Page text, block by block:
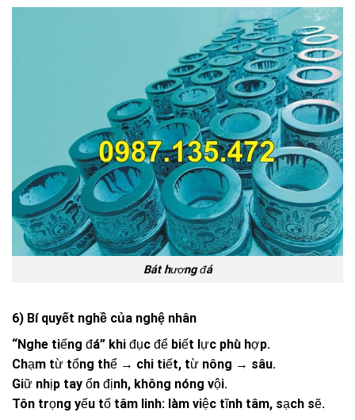
Bát hương đá
6) Bí quyết nghề của nghệ nhân
“Nghe tiếng đá” khi đục để biết lực phù hợp.
Chạm từ tổng thể → chi tiết, từ nông → sâu.
Giữ nhịp tay ổn định, không nóng vội.
Tôn trọng yếu tố tâm linh: làm việc tĩnh tâm, sạch sẽ.